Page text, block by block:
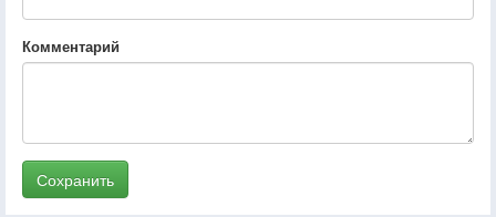
Комментарий
Сохранить